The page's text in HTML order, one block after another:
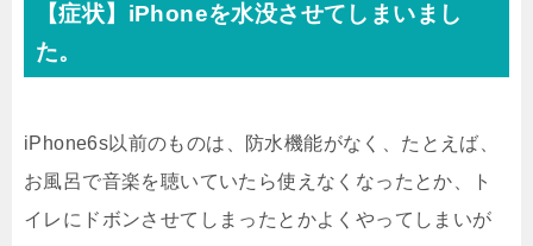
【症状】iPhoneを水没させてしまいまし
た。
iPhone6s以前のものは、防水機能がなく、たとえば、
お風呂で音楽を聴いていたら使えなくなったとか、ト
イレにドボンさせてしまったとかよくやってしまいが